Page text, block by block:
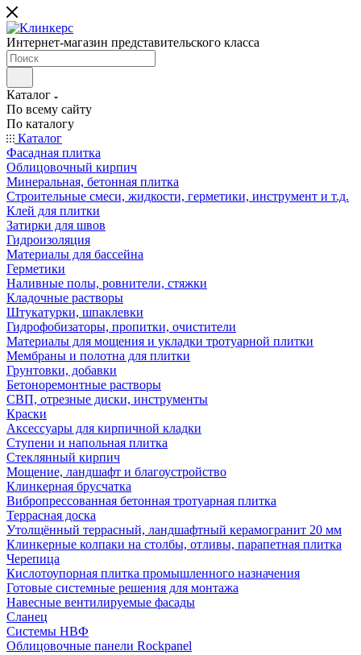
Интернет-магазин представительского класса
Каталог
По всему сайту
По каталогу
Каталог
Фасадная плитка
Облицовочный кирпич
Минеральная, бетонная плитка
Строительные смеси, жидкости, герметики, инструмент и т.д.
Клей для плитки
Затирки для швов
Гидроизоляция
Материалы для бассейна
Герметики
Наливные полы, ровнители, стяжки
Кладочные растворы
Штукатурки, шпаклевки
Гидрофобизаторы, пропитки, очистители
Материалы для мощения и укладки тротуарной плитки
Мембраны и полотна для плитки
Грунтовки, добавки
Бетоноремонтные растворы
СВП, отрезные диски, инструменты
Краски
Аксессуары для кирпичной кладки
Ступени и напольная плитка
Cтеклянный кирпич
Мощение, ландшафт и благоустройство
Клинкерная брусчатка
Вибропрессованная бетонная тротуарная плитка
Террасная доска
Утолщённый террасный, ландшафтный керамогранит 20 мм
Клинкерные колпаки на столбы, отливы, парапетная плитка
Черепица
Кислотоупорная плитка промышленного назначения
Готовые системные решения для монтажа
Навесные вентилируемые фасады
Сланец
Системы НВФ
Облицовочные панели Rockpanel